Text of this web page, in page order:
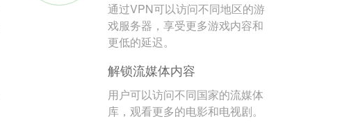
通过VPN可以访问不同地区的游
戏服务器，享受更多游戏内容和
更低的延迟。
解锁流媒体内容
用户可以访问不同国家的流媒体
库，观看更多的电影和电视剧。